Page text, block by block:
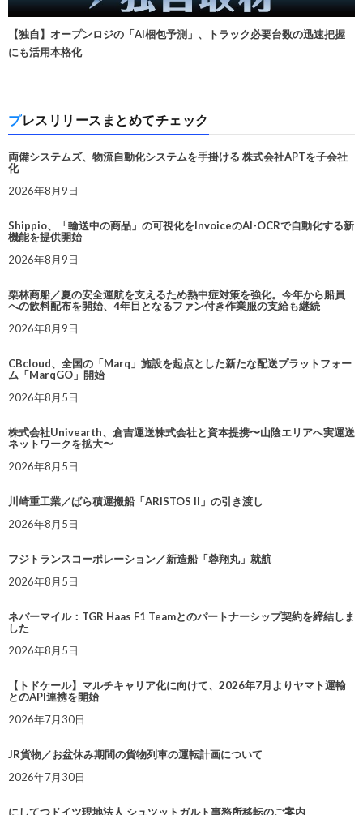
【独自】オープンロジの「AI梱包予測」、トラック必要台数の迅速把握
にも活用本格化
プレスリリースまとめてチェック
両備システムズ、物流自動化システムを手掛ける 株式会社APTを子会社
化
2026年8月9日
Shippio、「輸送中の商品」の可視化をInvoiceのAI-OCRで自動化する新
機能を提供開始
2026年8月9日
栗林商船／夏の安全運航を支えるため熱中症対策を強化。今年から船員
への飲料配布を開始、4年目となるファン付き作業服の支給も継続
2026年8月9日
CBcloud、全国の「Marq」施設を起点とした新たな配送プラットフォー
ム「MarqGO」開始
2026年8月5日
株式会社Univearth、倉吉運送株式会社と資本提携〜山陰エリアへ実運送
ネットワークを拡大〜
2026年8月5日
川崎重工業／ばら積運搬船「ARISTOS II」の引き渡し
2026年8月5日
フジトランスコーポレーション／新造船「蓉翔丸」就航
2026年8月5日
ネバーマイル：TGR Haas F1 Teamとのパートナーシップ契約を締結しま
した
2026年8月5日
【トドケール】マルチキャリア化に向けて、2026年7月よりヤマト運輸
とのAPI連携を開始
2026年7月30日
JR貨物／お盆休み期間の貨物列車の運転計画について
2026年7月30日
にしてつドイツ現地法人 シュツットガルト事務所移転のご案内